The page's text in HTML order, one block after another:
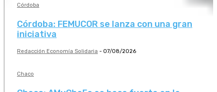
Córdoba
Córdoba: FEMUCOR se lanza con una gran
iniciativa
Redacción Economía Solidaria - 07/08/2026
Chaco